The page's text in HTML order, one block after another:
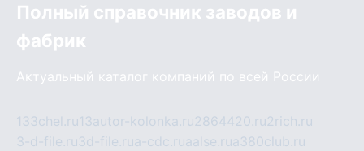
Полный справочник заводов и
фабрик
Актуальный каталог компаний по всей России
133chel.ru13autor-kolonka.ru2864420.ru2rich.ru
3-d-file.ru3d-file.rua-cdc.ruaalse.rua380club.ru